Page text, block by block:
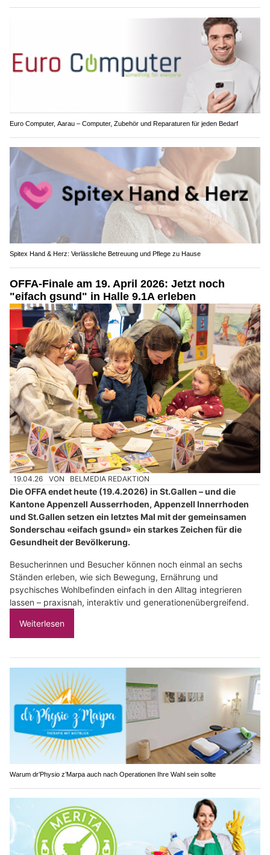
Euro Computer, Aarau – Computer, Zubehör und Reparaturen für jeden Bedarf
Spitex Hand & Herz: Verlässliche Betreuung und Pflege zu Hause
OFFA-Finale am 19. April 2026: Jetzt noch
"eifach gsund" in Halle 9.1A erleben
19.04.26 VON BELMEDIA REDAKTION
Die OFFA endet heute (19.4.2026) in St.Gallen – und die
Kantone Appenzell Ausserrhoden, Appenzell Innerrhoden
und St.Gallen setzen ein letztes Mal mit der gemeinsamen
Sonderschau «eifach gsund» ein starkes Zeichen für die
Gesundheit der Bevölkerung.
Besucherinnen und Besucher können noch einmal an sechs
Ständen erleben, wie sich Bewegung, Ernährung und
psychisches Wohlbefinden einfach in den Alltag integrieren
lassen – praxisnah, interaktiv und generationenübergreifend.
Weiterlesen
Warum dr’Physio z’Marpa auch nach Operationen Ihre Wahl sein sollte